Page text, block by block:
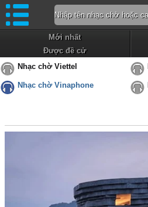
Mới nhất
Được đề cử
Nhạc chờ Viettel
Nhạc chờ Vinaphone